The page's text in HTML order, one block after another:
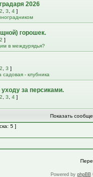
2026
2 3 4 ]
горошек.
2 ]
в междурядья?
2 3 ]
садовая - клубника
за персиками.
2 3 4 ]
Показать
5 ]
Powered by phpBB